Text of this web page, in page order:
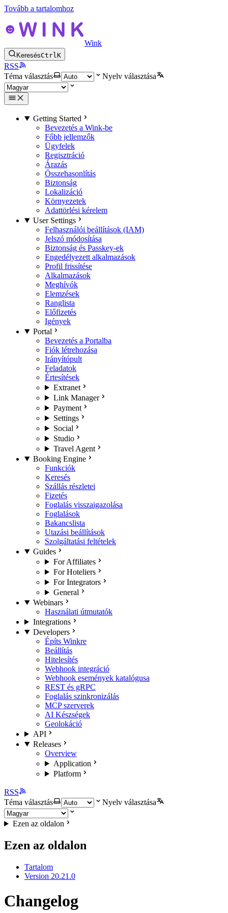
Tovább a tartalomhoz
Wink
KeresésCtrlK
RSS
Téma választás
Nyelv választása
Getting Started
Bevezetés a Wink-be
Főbb jellemzők
Ügyfelek
Regisztráció
Árazás
Összehasonlítás
Biztonság
Lokalizáció
Környezetek
Adattörlési kérelem
User Settings
Felhasználói beállítások (IAM)
Jelszó módosítása
Biztonság és Passkey-ek
Engedélyezett alkalmazások
Profil frissítése
Alkalmazások
Meghívók
Elemzések
Ranglista
Előfizetés
Igények
Portal
Bevezetés a Portalba
Fiók létrehozása
Irányítópult
Feladatok
Értesítések
Extranet
Link Manager
Payment
Settings
Social
Studio
Travel Agent
Booking Engine
Funkciók
Keresés
Szállás részletei
Fizetés
Foglalás visszaigazolása
Foglalások
Bakancslista
Utazási beállítások
Szolgáltatási feltételek
Guides
For Affiliates
For Hoteliers
For Integrators
General
Webinars
Használati útmutatók
Integrations
Developers
Építs Winkre
Beállítás
Hitelesítés
Webhook integráció
Webhook események katalógusa
REST és gRPC
Foglalás szinkronizálás
MCP szerverek
AI Készségek
Geolokáció
API
Releases
Overview
Application
Platform
RSS
Téma választás
Nyelv választása
Ezen az oldalon
Ezen az oldalon
Tartalom
Version 20.21.0
Changelog